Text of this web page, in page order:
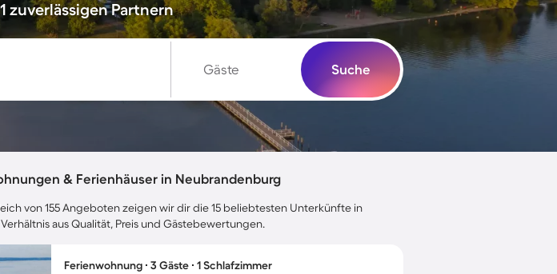
zuverlässigen Partnern
Gäste Suche
& Ferienhäuser in Neubrandenburg
von 155 Angeboten zeigen wir dir die 15 beliebtesten Unterkünfte in
aus Qualität, Preis und Gästebewertungen.
Ferienwohnung ∙ 3 Gäste ∙ 1 Schlafzimmer